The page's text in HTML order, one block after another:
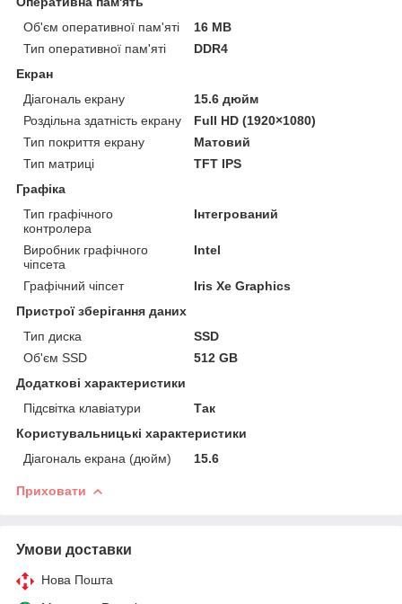
Об'єм оперативної пам'яті
16 MB
Тип оперативної пам'яті
DDR4
Екран
Діагональ екрану
15.6 дюйм
Роздільна здатність екрану
Full HD (1920×1080)
Тип покриття екрану
Матовий
Тип матриці
TFT IPS
Графіка
Тип графічного
контролера
Інтегрований
Виробник графічного
чіпсета
Intel
Графічний чіпсет
Iris Xe Graphics
Пристрої зберігання даних
Тип диска
SSD
Об'єм SSD
512 GB
Додаткові характеристики
Підсвітка клавіатури
Так
Користувальницькі характеристики
Діагональ екрана (дюйм)
15.6
Приховати
Умови доставки
Нова Пошта